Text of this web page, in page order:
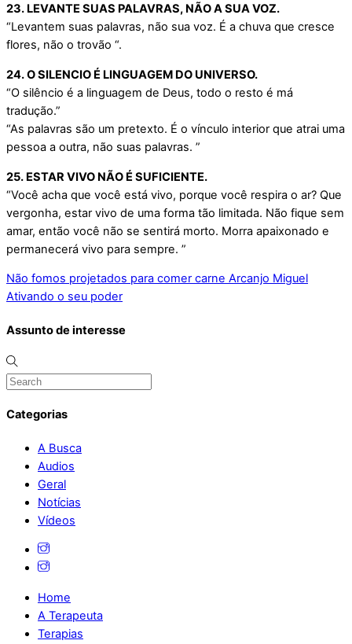
23. LEVANTE SUAS PALAVRAS, NÃO A SUA VOZ.
“Levantem suas palavras, não sua voz. É a chuva que cresce
flores, não o trovão “.
24. O SILENCIO É LINGUAGEM DO UNIVERSO.
“O silêncio é a linguagem de Deus, todo o resto é má
tradução.”
“As palavras são um pretexto. É o vínculo interior que atrai uma
pessoa a outra, não suas palavras. ”
25. ESTAR VIVO NÃO É SUFICIENTE.
“Você acha que você está vivo, porque você respira o ar? Que
vergonha, estar vivo de uma forma tão limitada. Não fique sem
amar, então você não se sentirá morto. Morra apaixonado e
permanecerá vivo para sempre. ”
Não fomos projetados para comer carne Arcanjo Miguel
Ativando o seu poder
Assunto de interesse
Categorias
A Busca
Audios
Geral
Notícias
Vídeos
Home
A Terapeuta
Terapias